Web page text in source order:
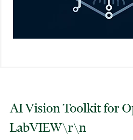
AI Vision Toolkit for
LabVIEW\r\n